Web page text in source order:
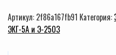
Артикул: 2f86a167fb91 Категория:
ЭКГ-5А и Э-2503